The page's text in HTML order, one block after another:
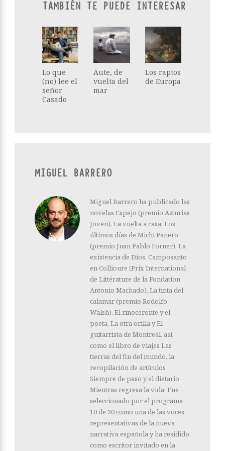
TAMBIÉN TE PUEDE INTERESAR
Lo que
(no) lee el
señor
Casado
Aute, de
vuelta del
mar
Los raptos
de Europa
MIGUEL BARRERO
Miguel Barrero ha publicado las
novelas Espejo (premio Asturias
Joven), La vuelta a casa, Los
últimos días de Michi Panero
(premio Juan Pablo Forner), La
existencia de Dios, Camposanto
en Collioure (Prix International
de Littérature de la Fondation
Antonio Machado), La tinta del
calamar (premio Rodolfo
Walsh), El rinoceronte y el
poeta, La otra orilla y El
guitarrista de Montreal, así
como el libro de viajes Las
tierras del fin del mundo, la
recopilación de artículos
Siempre de paso y el dietario
Mientras regresa la vida. Fue
seleccionado por el programa
10 de 30 como una de las voces
representativas de la nueva
narrativa española y ha residido
como escritor invitado en la